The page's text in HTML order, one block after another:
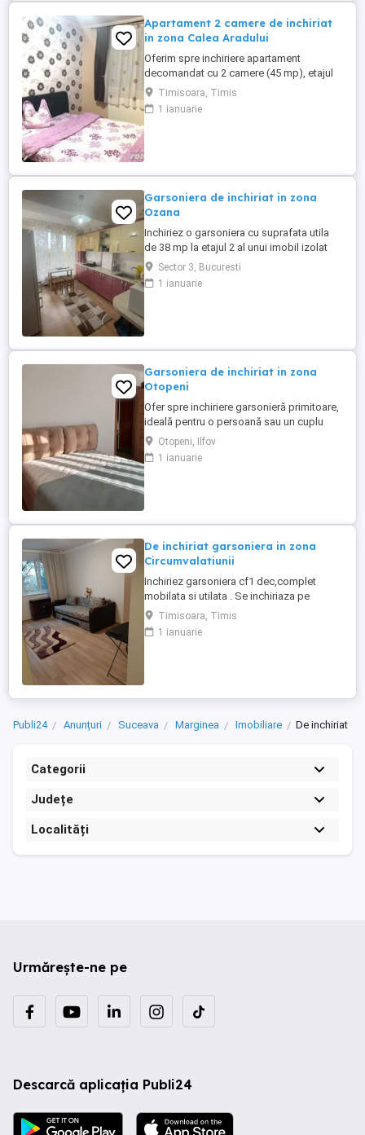
Apartament 2 camere de inchiriat
in zona Calea Aradului
Oferim spre inchiriere apartament
decomandat cu 2 camere (45 mp), etajul
1, mobilat si utilat complet in stare foarte
buna. Calea Aradului, str. Cugir. Dormitor
cu pat matrimonial, saltea ortopedica are
Timisoara, Timis
1 ianuarie
Garsoniera de inchiriat in zona
Ozana
Inchiriez o garsoniera cu suprafata utila
de 38 mp la etajul 2 al unui imobil izolat
termic cu doar 8 niveluri. Acesta se afla in
zona Ozana, in imediata apropiere a
mijloacelor de tansport in comun,
Sector 3, Bucuresti
1 ianuarie
Garsoniera de inchiriat in zona
Otopeni
Ofer spre inchiriere garsonieră primitoare,
ideală pentru o persoană sau un cuplu
aflat la început de drum. Mobilată cu gust,
cu bucătărie complet utilată . Dispune de
35mp , etaj 2. În apropiere de magazine și
Otopeni, Ilfov
1 ianuarie
De inchiriat garsoniera in zona
Circumvalatiunii
Inchiriez garsoniera cf1 dec,complet
mobilata si utilata . Se inchiriaza pe
termen lung. Suprafata utila este de 28 mp
, iar etajul este 3 4.
Timisoara, Timis
1 ianuarie
Publi24 Anunțuri Suceava Marginea Imobiliare De inchiriat
Categorii
Județe
Localități
Urmărește-ne pe
Descarcă aplicația Publi24